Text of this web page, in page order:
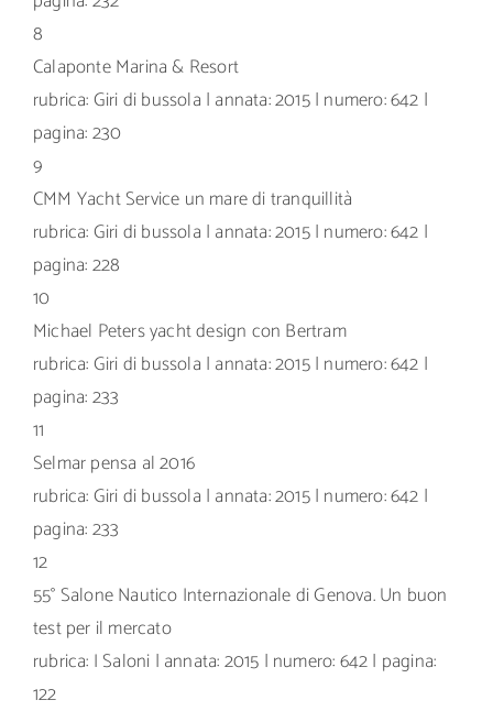
8
Calaponte Marina & Resort
rubrica: Giri di bussola | annata: 2015 | numero: 642 |
pagina: 230
9
CMM Yacht Service un mare di tranquillità
rubrica: Giri di bussola | annata: 2015 | numero: 642 |
pagina: 228
10
Michael Peters yacht design con Bertram
rubrica: Giri di bussola | annata: 2015 | numero: 642 |
pagina: 233
11
Selmar pensa al 2016
rubrica: Giri di bussola | annata: 2015 | numero: 642 |
pagina: 233
12
55° Salone Nautico Internazionale di Genova. Un buon
test per il mercato
rubrica: I Saloni | annata: 2015 | numero: 642 | pagina:
122